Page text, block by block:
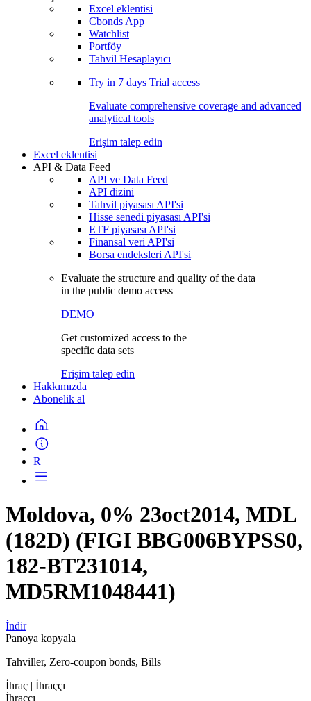
Excel eklentisi
Cbonds App
Watchlist
Portföy
Tahvil Hesaplayıcı
Try in 7 days Trial access
Evaluate comprehensive coverage and advanced
analytical tools
Erişim talep edin
Excel eklentisi
API & Data Feed
API ve Data Feed
API dizini
Tahvil piyasası API'si
Hisse senedi piyasası API'si
ETF piyasası API'si
Finansal veri API'si
Borsa endeksleri API'si
Evaluate the structure and quality of the data
in the public demo access
DEMO
Get customized access to the
specific data sets
Erişim talep edin
Hakkımızda
Abonelik al
R
Moldova, 0% 23oct2014, MDL
(182D) (FIGI BBG006BYPSS0,
182-BT231014,
MD5RM1048441)
İndir
Panoya kopyala
Tahviller, Zero-coupon bonds, Bills
İhraç | İhraççı
İhraççı